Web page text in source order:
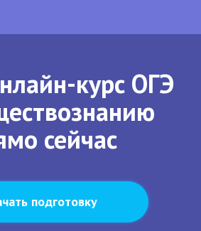
курс ОГЭ
сейчас
подготовку